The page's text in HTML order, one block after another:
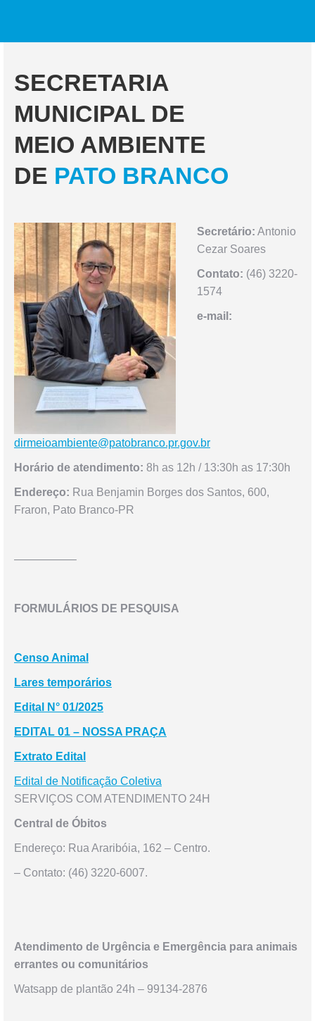
SECRETARIA
MUNICIPAL DE
MEIO AMBIENTE
DE PATO BRANCO
Secretário: Antonio
Cezar Soares
Contato: (46) 3220-
1574
e-mail:
dirmeioambiente@patobranco.pr.gov.br
Horário de atendimento: 8h as 12h / 13:30h as 17:30h
Endereço: Rua Benjamin Borges dos Santos, 600,
Fraron, Pato Branco-PR
—————–
FORMULÁRIOS DE PESQUISA
Censo Animal
Lares temporários
Edital N° 01/2025
EDITAL 01 – NOSSA PRAÇA
Extrato Edital
Edital de Notificação Coletiva
SERVIÇOS COM ATENDIMENTO 24H
Central de Óbitos
Endereço: Rua Araribóia, 162 – Centro.
– Contato: (46) 3220-6007.
Atendimento de Urgência e Emergência para animais
errantes ou comunitários
Watsapp de plantão 24h – 99134-2876